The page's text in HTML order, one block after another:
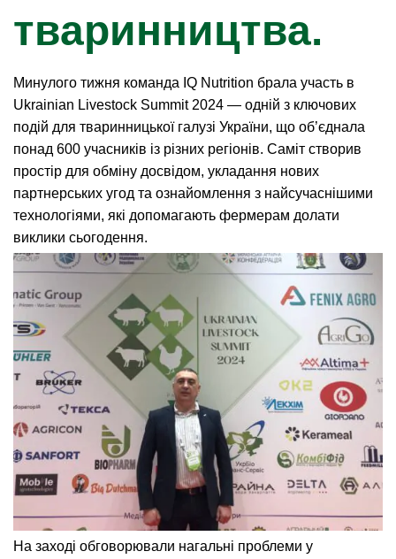
тваринництва.
Минулого тижня команда IQ Nutrition брала участь в
Ukrainian Livestock Summit 2024 — одній з ключових
подій для тваринницької галузі України, що об’єднала
понад 600 учасників із різних регіонів. Саміт створив
простір для обміну досвідом, укладання нових
партнерських угод та ознайомлення з найсучаснішими
технологіями, які допомагають фермерам долати
виклики сьогодення.
На заході обговорювали нагальні проблеми у